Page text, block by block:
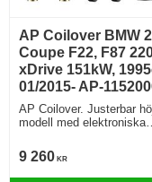
AP Coilover BMW 2
Coupe F22, F87
xDrive 151kW,
01/2015- AP-
AP Coilover. Justerbar
modell med elektroniska
9 260 KR